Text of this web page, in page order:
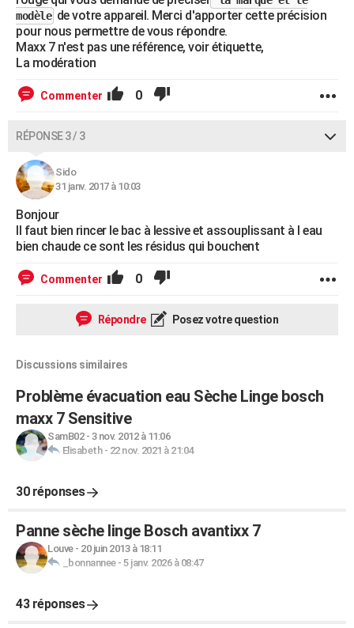
modèle de votre appareil. Merci d'apporter cette précision
pour nous permettre de vous répondre.
Maxx 7 n'est pas une référence, voir étiquette,
La modération
Commenter 0
RÉPONSE 3 / 3
Sido
31 janv. 2017 à 10:03
Bonjour
Il faut bien rincer le bac à lessive et assouplissant à l eau
bien chaude ce sont les résidus qui bouchent
Commenter 0
Répondre Posez votre question
Discussions similaires
Problème évacuation eau Sèche Linge bosch
maxx 7 Sensitive
SamB02- 3 nov. 2012 à 11:06
Elisabeth- 22 nov. 2021 à 21:04
30 réponses
Panne sèche linge Bosch avantixx 7
Louve- 20 juin 2013 à 18:11
_bonnannee- 5 janv. 2026 à 08:47
43 réponses